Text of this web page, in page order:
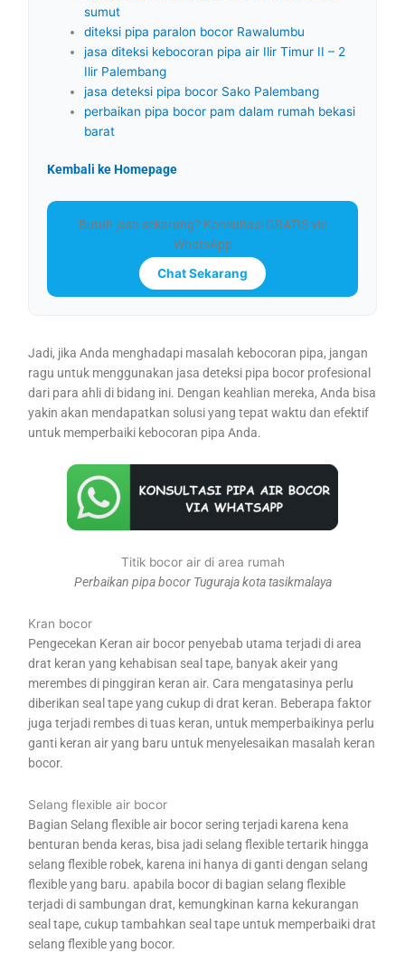
sumut
diteksi pipa paralon bocor Rawalumbu
jasa diteksi kebocoran pipa air Ilir Timur II – 2
Ilir Palembang
jasa deteksi pipa bocor Sako Palembang
perbaikan pipa bocor pam dalam rumah bekasi
barat
Kembali ke Homepage
Butuh jasa sekarang? Konsultasi GRATIS via
WhatsApp
Chat Sekarang
Jadi, jika Anda menghadapi masalah kebocoran pipa, jangan
ragu untuk menggunakan jasa deteksi pipa bocor profesional
dari para ahli di bidang ini. Dengan keahlian mereka, Anda bisa
yakin akan mendapatkan solusi yang tepat waktu dan efektif
untuk memperbaiki kebocoran pipa Anda.
Titik bocor air di area rumah
Perbaikan pipa bocor Tuguraja kota tasikmalaya
Kran bocor
Pengecekan Keran air bocor penyebab utama terjadi di area
drat keran yang kehabisan seal tape, banyak akeir yang
merembes di pinggiran keran air. Cara mengatasinya perlu
diberikan seal tape yang cukup di drat keran. Beberapa faktor
juga terjadi rembes di tuas keran, untuk memperbaikinya perlu
ganti keran air yang baru untuk menyelesaikan masalah keran
bocor.
Selang flexible air bocor
Bagian Selang flexible air bocor sering terjadi karena kena
benturan benda keras, bisa jadi selang flexible tertarik hingga
selang flexible robek, karena ini hanya di ganti dengan selang
flexible yang baru. apabila bocor di bagian selang flexible
terjadi di sambungan drat, kemungkinan karna kekurangan
seal tape, cukup tambahkan seal tape untuk memperbaiki drat
selang flexible yang bocor.